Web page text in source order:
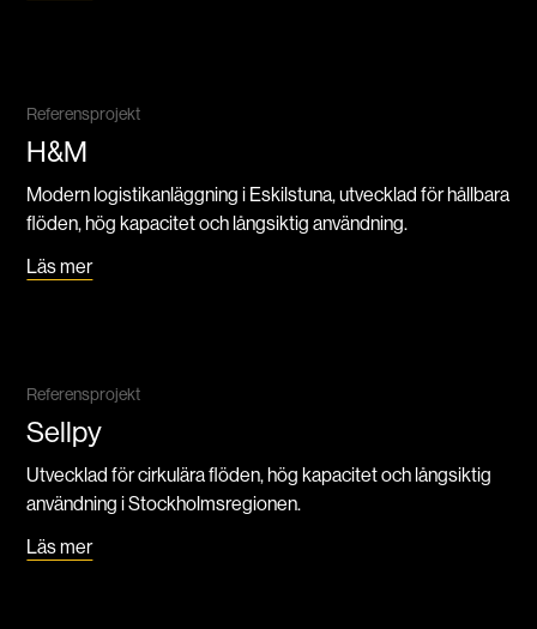
Referensprojekt
H&M
Modern logistikanläggning i Eskilstuna, utvecklad för hållbara
flöden, hög kapacitet och långsiktig användning.
Läs mer
Referensprojekt
Sellpy
Utvecklad för cirkulära flöden, hög kapacitet och långsiktig
användning i Stockholmsregionen.
Läs mer